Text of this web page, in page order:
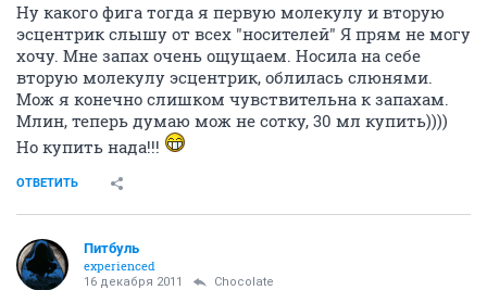
Ну какого фига тогда я первую молекулу и вторую
эсцентрик слышу от всех "носителей" Я прям не могу
хочу. Мне запах очень ощущаем. Носила на себе
вторую молекулу эсцентрик, облилась слюнями.
Мож я конечно слишком чувствительна к запахам.
Млин, теперь думаю мож не сотку, 30 мл купить))))
Но купить нада!!!
ОТВЕТИТЬ
Питбуль
experienced
16 декабря 2011 Chocolate